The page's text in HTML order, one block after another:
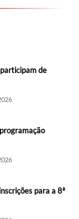
de
para a 8ª